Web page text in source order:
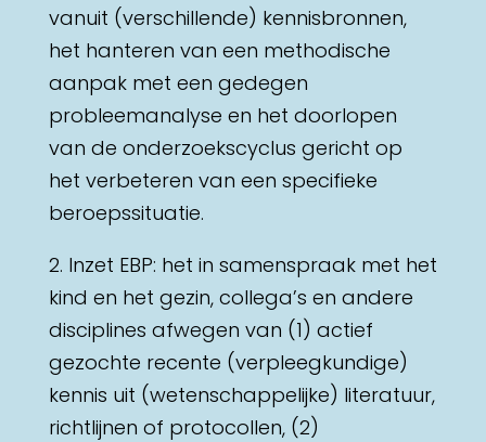
vanuit (verschillende) kennisbronnen,
het hanteren van een methodische
aanpak met een gedegen
probleemanalyse en het doorlopen
van de onderzoekscyclus gericht op
het verbeteren van een specifieke
beroepssituatie.
2. Inzet EBP: het in samenspraak met het
kind en het gezin, collega’s en andere
disciplines afwegen van (1) actief
gezochte recente (verpleegkundige)
kennis uit (wetenschappelijke) literatuur,
richtlijnen of protocollen, (2)